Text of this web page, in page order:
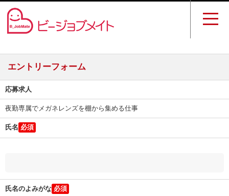
エントリーフォーム
応募求人
夜勤専属でメガネレンズを棚から集める仕事
氏名
氏名のよみがな